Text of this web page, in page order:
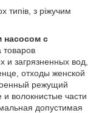
типів, з ріжучим
насосом с
товаров
и загрязненных вод,
отходы женской
режущий
и волокнистые части
допустимая